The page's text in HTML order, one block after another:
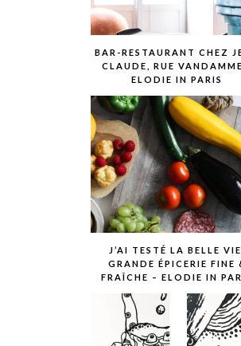
BAR-RESTAURANT CHEZ
CLAUDE, RUE
ELODIE IN PARIS
J’AI TESTÉ LA BELLE VIE,
GRANDE ÉPICERIE FINE
FRAÎCHE – ELODIE IN